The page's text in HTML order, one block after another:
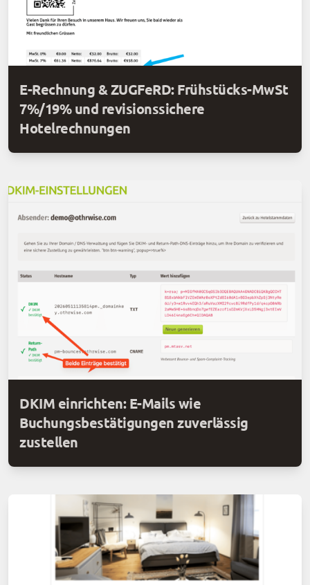
E-Rechnung & ZUGFeRD: Frühstücks-MwSt
7%/19% und revisionssichere
Hotelrechnungen
DKIM einrichten: E-Mails wie
Buchungsbestätigungen zuverlässig
zustellen